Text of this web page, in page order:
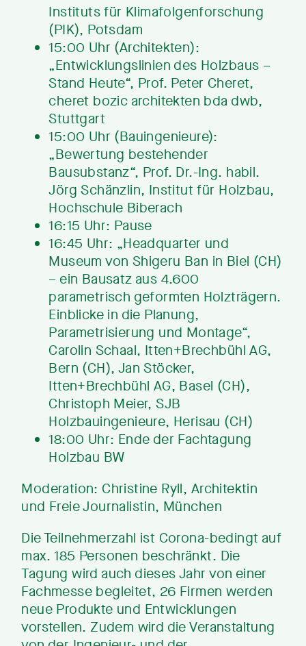
Instituts für Klimafolgenforschung
(PIK), Potsdam
15:00 Uhr (Architekten):
„Entwicklungslinien des Holzbaus –
Stand Heute“, Prof. Peter Cheret,
cheret bozic architekten bda dwb,
Stuttgart
15:00 Uhr (Bauingenieure):
„Bewertung bestehender
Bausubstanz“, Prof. Dr.-Ing. habil.
Jörg Schänzlin, Institut für Holzbau,
Hochschule Biberach
16:15 Uhr: Pause
16:45 Uhr: „Headquarter und
Museum von Shigeru Ban in Biel (CH)
– ein Bausatz aus 4.600
parametrisch geformten Holzträgern.
Einblicke in die Planung,
Parametrisierung und Montage“,
Carolin Schaal, Itten+Brechbühl AG,
Bern (CH), Jan Stöcker,
Itten+Brechbühl AG, Basel (CH),
Christoph Meier, SJB
Holzbauingenieure, Herisau (CH)
18:00 Uhr: Ende der Fachtagung
Holzbau BW
Moderation: Christine Ryll, Architektin
und Freie Journalistin, München
Die Teilnehmerzahl ist Corona-bedingt auf
max. 185 Personen beschränkt. Die
Tagung wird auch dieses Jahr von einer
Fachmesse begleitet, 26 Firmen werden
neue Produkte und Entwicklungen
vorstellen. Zudem wird die Veranstaltung